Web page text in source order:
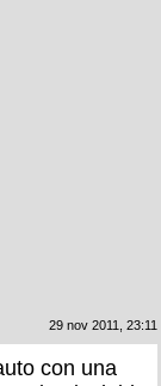
29 nov 2011, 23:11
con una